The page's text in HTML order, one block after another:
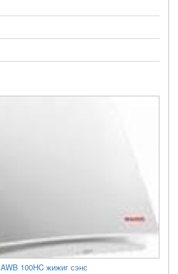
AWB 100HC жижиг сэнс